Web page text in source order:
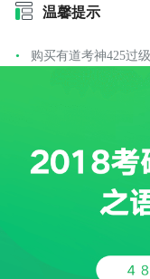
温馨提示
购买有道考神425过